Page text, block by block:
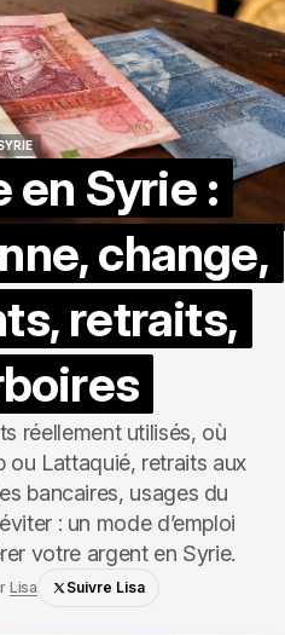
en Syrie :
change,
retraits,
réellement utilisés, où
ou Lattaquié, retraits aux
bancaires, usages du
: un mode d’emploi
votre argent en Syrie.
Lisa Suivre Lisa